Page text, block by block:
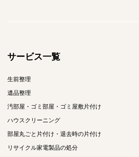
サービス一覧
生前整理
遺品整理
汚部屋・ゴミ部屋・ゴミ屋敷片付け
ハウスクリーニング
部屋丸ごと片付け・退去時の片付け
リサイクル家電製品の処分